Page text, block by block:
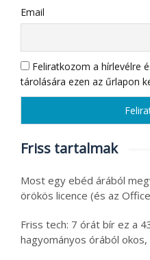
Email
Feliratkozom a hírlevélre
tárolására ezen az űrlapon
Friss tartalmak
Most egy ebéd árából
örökös licence (és az
Friss tech: 7 órát bír ez a
hagyományos órából